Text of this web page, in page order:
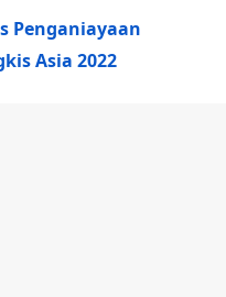
Penganiayaan
Asia 2022